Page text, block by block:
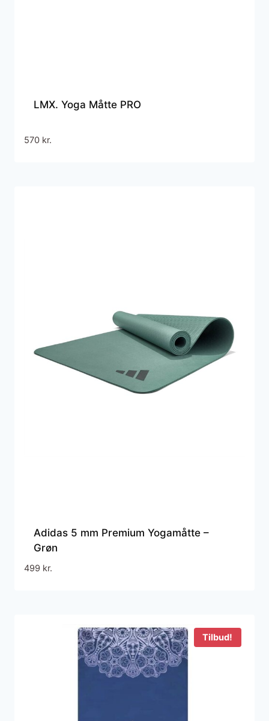
LMX. Yoga Måtte PRO
570 kr.
Adidas 5 mm Premium Yogamåtte –
Grøn
499 kr.
Tilbud!